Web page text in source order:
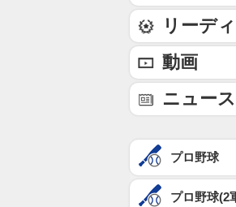
リーデ
動画
ニュース
プロ野球
プロ野球(2